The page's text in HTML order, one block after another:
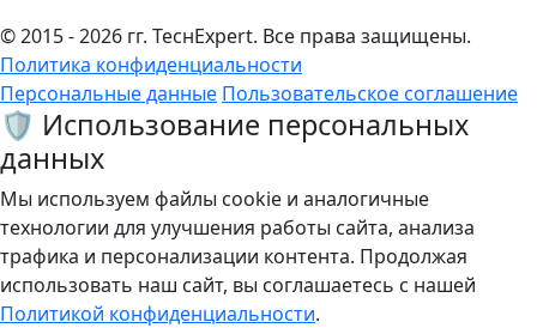
© 2015 - 2026 гг. ТеcнExpert. Все права защищены.
Политика конфиденциальности
Персональные данные Пользовательское соглашение
🛡️ Использование персональных
данных
Мы используем файлы cookie и аналогичные
технологии для улучшения работы сайта, анализа
трафика и персонализации контента. Продолжая
использовать наш сайт, вы соглашаетесь с нашей
Политикой конфиденциальности.